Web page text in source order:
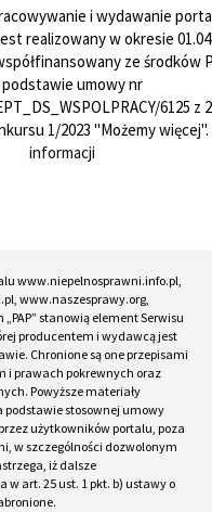
i wydawanie
realizowany w okresie
ze środków
podstawie umowy nr
6125 z
1/2023 "Możemy więcej".
informacji
www.niepelnosprawni.info.pl,
www.naszesprawy.org,
stanowią element Serwisu
producentem i wydawcą jest
Chronione są one przepisami
i prawach pokrewnych oraz
Powyższe materiały
podstawie stosownej umowy
użytkowników portalu, poza
w szczególności dozwolonym
iż dalsze
art. 25 ust. 1 pkt. b) ustawy o